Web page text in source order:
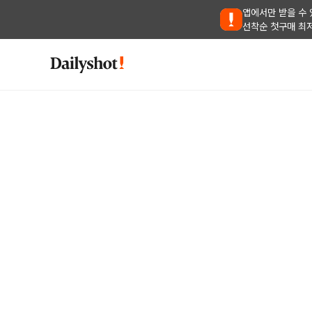
앱에서만 받을 수
선착순 첫구매 최